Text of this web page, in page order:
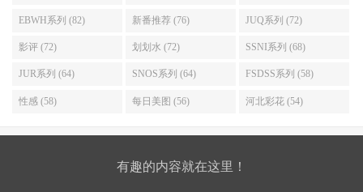
EBWH系列 (82) 新番推荐 (76) JUQ系列 (72)
影评 (72) 划划水 (72) SSNI系列 (68)
JUR系列 (64) SNOS系列 (64) FSDSS系列 (58)
性感 (58) 每日美图 (56) 河北彩花 (54)
有趣的内容就在这里！